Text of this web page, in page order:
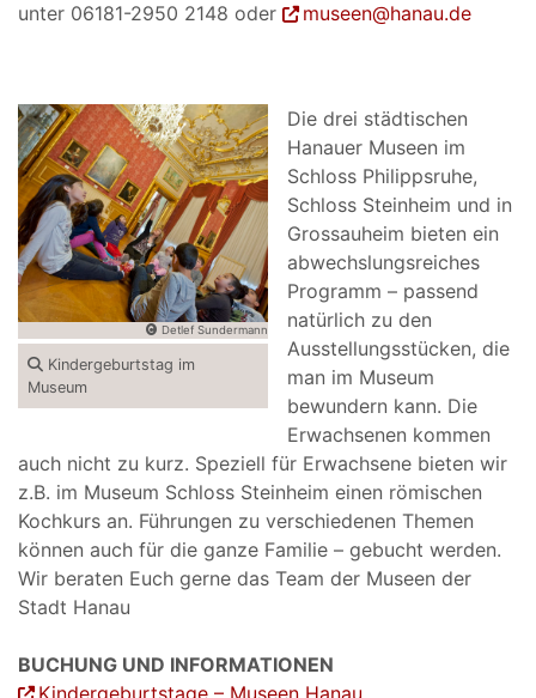
unter 06181-2950 2148 oder
museen@hanau.de
Detlef Sundermann
Kindergeburtstag im
Museum
Die drei städtischen
Hanauer Museen im
Schloss Philippsruhe,
Schloss Steinheim und in
Grossauheim bieten ein
abwechslungsreiches
Programm – passend
natürlich zu den
Ausstellungsstücken, die
man im Museum
bewundern kann. Die
Erwachsenen kommen
auch nicht zu kurz. Speziell für Erwachsene bieten wir
z.B. im Museum Schloss Steinheim einen römischen
Kochkurs an. Führungen zu verschiedenen Themen
können auch für die ganze Familie – gebucht werden.
Wir beraten Euch gerne das Team der Museen der
Stadt Hanau
BUCHUNG UND INFORMATIONEN
Kindergeburtstage – Museen Hanau